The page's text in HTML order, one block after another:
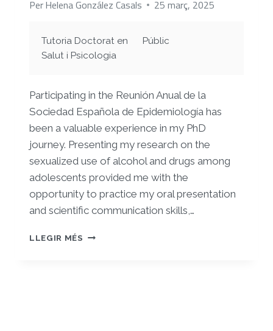
PerHelena González Casals 25 març, 2025
Tutoria Doctorat en
Salut i Psicologia
Públic
Participating in the Reunión Anual de la
Sociedad Española de Epidemiología has
been a valuable experience in my PhD
journey. Presenting my research on the
sexualized use of alcohol and drugs among
adolescents provided me with the
opportunity to practice my oral presentation
and scientific communication skills,…
LLEGIR MÉS USO